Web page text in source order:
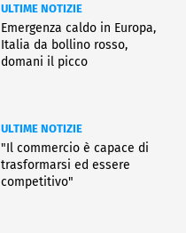
ULTIME NOTIZIE
Emergenza caldo in Europa,
Italia da bollino rosso,
domani il picco
ULTIME NOTIZIE
"Il commercio è capace di
trasformarsi ed essere
competitivo"